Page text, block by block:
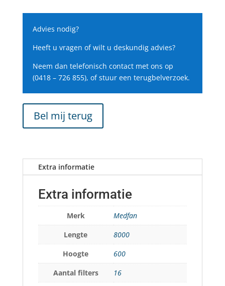
Advies nodig?
Heeft u vragen of wilt u deskundig advies?
Neem dan telefonisch contact met ons op
(0418 – 726 855), of stuur een terugbelverzoek.
Bel mij terug
Extra informatie
Extra informatie
Merk
Medfan
Lengte
8000
Hoogte
600
Aantal filters
16